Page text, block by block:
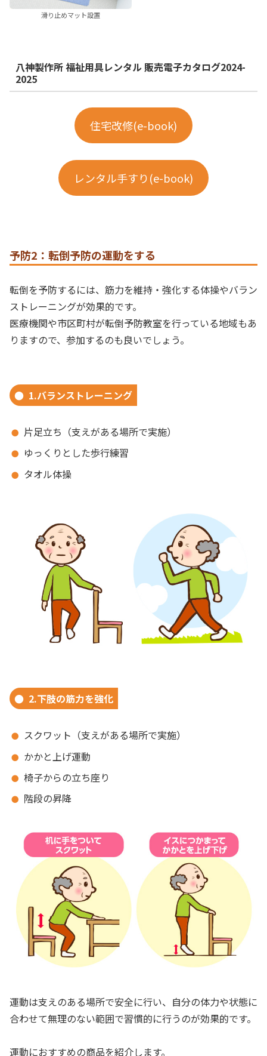
滑り止めマット設置
八神製作所 福祉用具レンタル 販売電子カタログ2024-
2025
住宅改修(e-book)
レンタル手すり(e-book)
予防2：転倒予防の運動をする
転倒を予防するには、筋力を維持・強化する体操やバラン
ストレーニングが効果的です。
医療機関や市区町村が転倒予防教室を行っている地域もあ
りますので、参加するのも良いでしょう。
1.バランストレーニング
片足立ち（支えがある場所で実施）
ゆっくりとした歩行練習
タオル体操
2.下肢の筋力を強化
スクワット（支えがある場所で実施）
かかと上げ運動
椅子からの立ち座り
階段の昇降
運動は支えのある場所で安全に行い、自分の体力や状態に
合わせて無理のない範囲で習慣的に行うのが効果的です。
運動におすすめの商品を紹介します。